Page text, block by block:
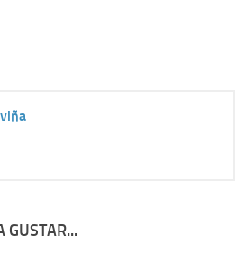
GUSTAR...